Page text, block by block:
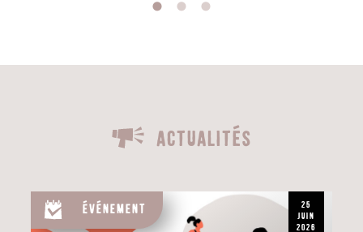
Actualités
Événement
25
juin
2026